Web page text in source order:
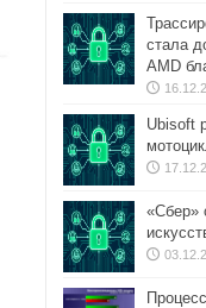
стала
AMD
Ubisoft
«Сбер»